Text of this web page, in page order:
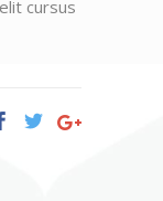
cursus